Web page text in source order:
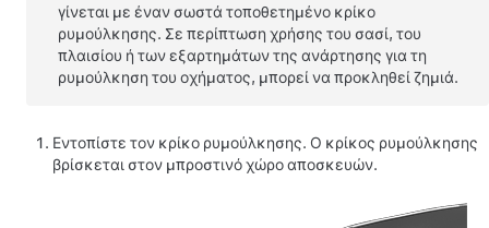
γίνεται με έναν σωστά τοποθετημένο κρίκο
ρυμούλκησης. Σε περίπτωση χρήσης του σασί, του
πλαισίου ή των εξαρτημάτων της ανάρτησης για τη
ρυμούλκηση του οχήματος, μπορεί να προκληθεί ζημιά.
Εντοπίστε τον κρίκο ρυμούλκησης. Ο κρίκος ρυμούλκησης
βρίσκεται στον μπροστινό χώρο αποσκευών.